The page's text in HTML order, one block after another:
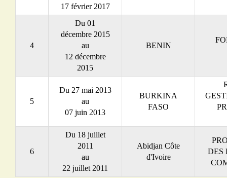
17 février 2017
4
Du 01
décembre 2015
au
12 décembre
2015
BENIN
5
Du 27 mai 2013
au
07 juin 2013
BURKINA
FASO
6
Du 18 juillet
2011
au
22 juillet 2011
Abidjan Côte
d'Ivoire
DES